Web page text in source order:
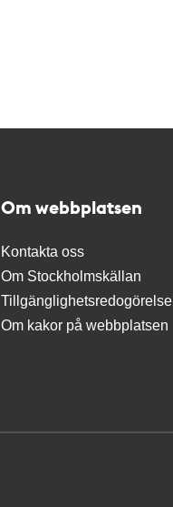
Om webbplatsen
Kontakta oss
Om Stockholmskällan
Tillgänglighetsredogörelse
Om kakor på webbplatsen